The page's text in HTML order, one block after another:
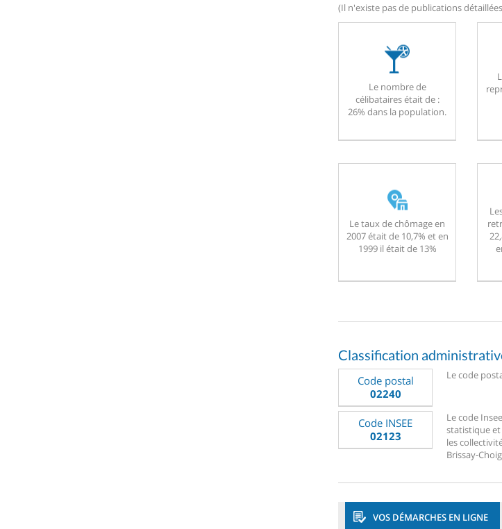
(Il n'existe pas de publications
Le nombre de
célibataires était de :
26% dans la population.
Le taux de chômage en
2007 était de 10,7% et en
1999 il était de 13%
Classification
Code postal
02240
Le code
Code INSEE
02123
Le code
statistique et
les
Brissay-
VOS DÉMARCHES EN LIGNE